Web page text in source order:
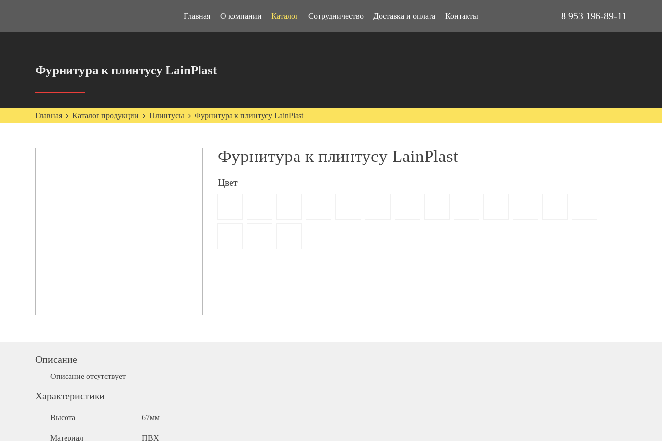
8 953 196-89-11
Главная О компании Каталог Сотрудничество Доставка и оплата Контакты
Фурнитура к плинтусу LainPlast
Главная Каталог продукции Плинтусы Фурнитура к плинтусу LainPlast
Фурнитура к плинтусу LainPlast
Цвет
Описание
Описание отсутствует
Характеристики
Высота 67мм
Материал ПВХ